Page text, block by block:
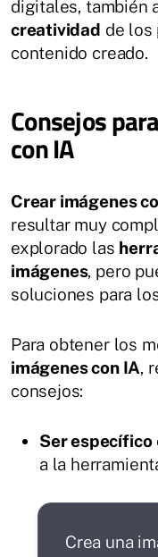
digitales, también
creatividad de los
contenido creado.
Consejos
con IA
Crear imágenes
resultar muy
explorado las
imágenes, pero
soluciones para
Para obtener los
imágenes con IA,
consejos:
Ser específico
a la
Crea una